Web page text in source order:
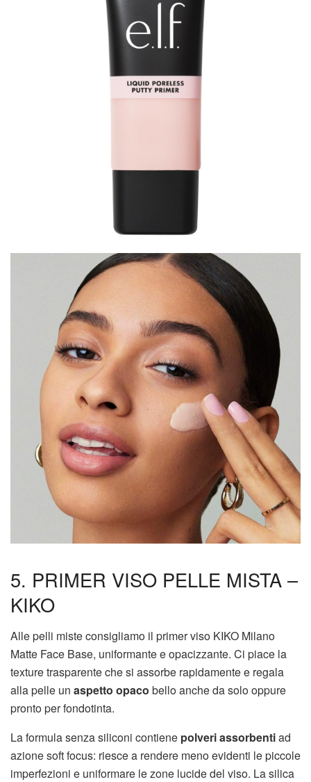
5. PRIMER VISO PELLE MISTA –
KIKO
Alle pelli miste consigliamo il primer viso KIKO Milano
Matte Face Base, uniformante e opacizzante. Ci piace la
texture trasparente che si assorbe rapidamente e regala
alla pelle un aspetto opaco bello anche da solo oppure
pronto per fondotinta.
La formula senza siliconi contiene polveri assorbentiad
azione soft focus: riesce a rendere meno evidenti le piccole
imperfezioni e uniformare le zone lucide del viso. La silica